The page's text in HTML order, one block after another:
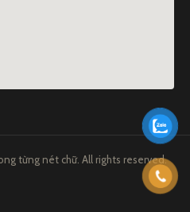
từng nét chữ. All rights reserved.